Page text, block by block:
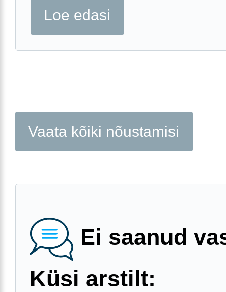
Loe edasi
Vaata kõiki nõustamisi
Ei saanud
Küsi arstilt: